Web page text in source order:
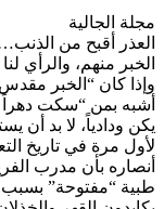
مجلة الجالية
العذر أقبح من
الخبر منهم، والرأي
وإذا كان “الخبر
أشبه بمن “سكت دهراً
يكن ودادياً، لا بد أن
لأول مرة في تاريخ
أنصاره بأن مدرب
طبية “مفتوحة” بسبب